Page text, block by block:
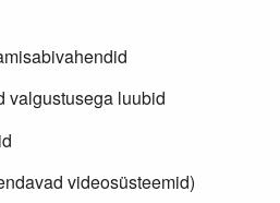
valgustusega luubid
videosüsteemid)